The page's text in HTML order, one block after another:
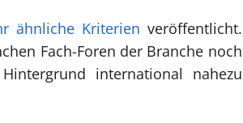
ähnliche Kriterien veröffentlicht.
Fach-Foren der Branche noch
international nahezu